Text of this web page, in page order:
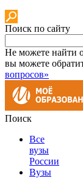
Поиск по сайту
Не можете найти
вы можете
вопросов»
Поиск
Все
вузы
России
Вузы